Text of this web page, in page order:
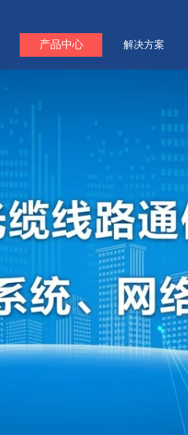
产品中心 解决方案